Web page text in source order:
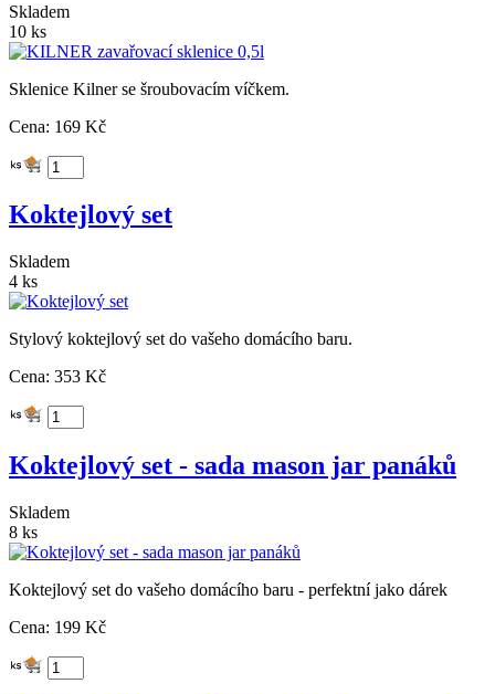
Skladem
10 ks
Sklenice Kilner se šroubovacím víčkem.
Cena: 169 Kč
Koktejlový set
Skladem
4 ks
Stylový koktejlový set do vašeho domácího baru.
Cena: 353 Kč
Koktejlový set - sada mason jar panáků
Skladem
8 ks
Koktejlový set do vašeho domácího baru - perfektní jako dárek
Cena: 199 Kč